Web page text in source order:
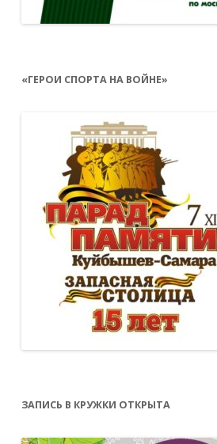
«ГЕРОИ СПОРТА НА ВОЙНЕ»
ЗАПИСЬ В КРУЖКИ ОТКРЫТА